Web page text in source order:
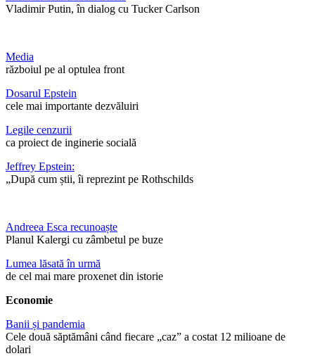
Vladimir Putin, în dialog cu Tucker Carlson
Media
războiul pe al optulea front
Dosarul Epstein
cele mai importante dezvăluiri
Legile cenzurii
ca proiect de inginerie socială
Jeffrey Epstein:
„După cum știi, îi reprezint pe Rothschilds
Andreea Esca recunoaște
Planul Kalergi cu zâmbetul pe buze
Lumea lăsată în urmă
de cel mai mare proxenet din istorie
Economie
Banii și pandemia
Cele două săptămâni când fiecare „caz” a costat 12 milioane de
dolari